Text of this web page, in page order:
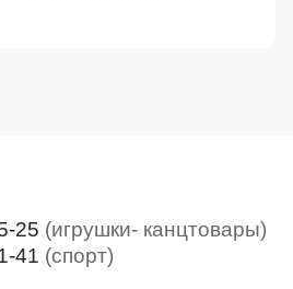
25 (игрушки- канцтовары)
41 (спорт)